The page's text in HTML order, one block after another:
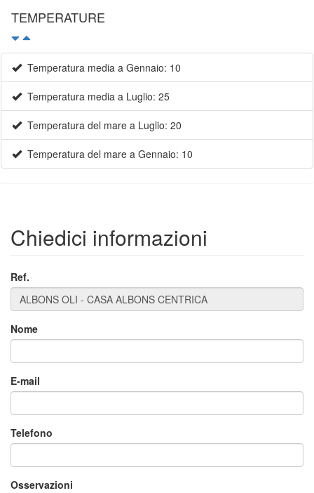
TEMPERATURE
Temperatura media a Gennaio: 10
Temperatura media a Luglio: 25
Temperatura del mare a Luglio: 20
Temperatura del mare a Gennaio: 10
Chiedici informazioni
Ref.
Nome
E-mail
Telefono
Osservazioni
×